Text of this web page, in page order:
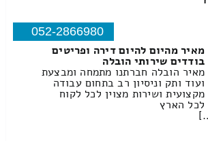
052-2866980
מאיר מהיום להיום דירה ופריטים
בודדים שירותי הובלה
מאיר הובלה חברתנו מתמחה ומבצעת
ועוד ותק וניסיון רב בתחום עבודה
מקצועית ושירות מצוין לכל לקוח
לכל הארץ